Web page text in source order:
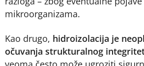
mikroorganizama.
Kao drugo, hidroizolacija je
očuvanja strukturalnog